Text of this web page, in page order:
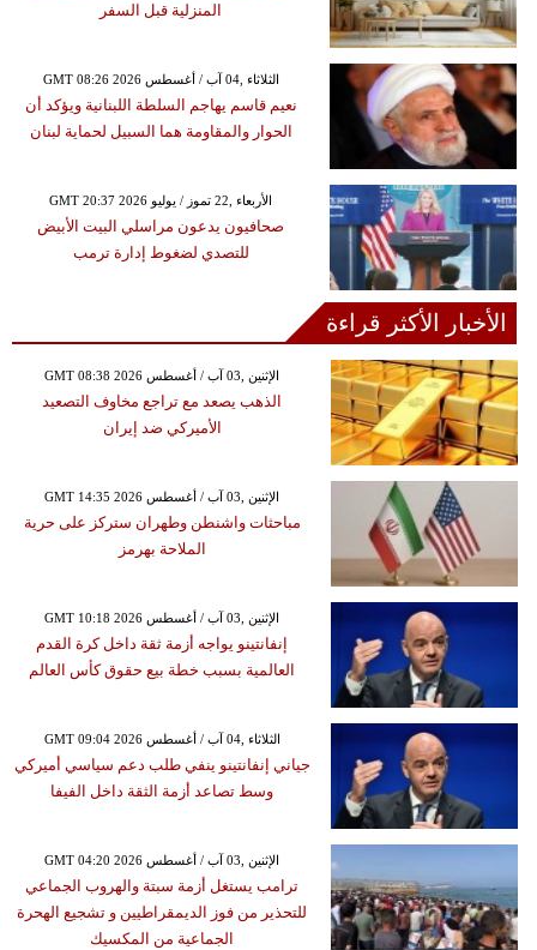
المنزلية قبل السفر
GMT 08:26 2026 الثلاثاء ,04 آب / أغسطس
نعيم قاسم يهاجم السلطة اللبنانية ويؤكد أن
الحوار والمقاومة هما السبيل لحماية لبنان
GMT 20:37 2026 الأربعاء ,22 تموز / يوليو
صحافيون يدعون مراسلي البيت الأبيض
للتصدي لضغوط إدارة ترمب
الأخبار الأكثر قراءة
GMT 08:38 2026 الإثنين ,03 آب / أغسطس
الذهب يصعد مع تراجع مخاوف التصعيد
الأميركي ضد إيران
GMT 14:35 2026 الإثنين ,03 آب / أغسطس
مباحثات واشنطن وطهران ستركز على حرية
الملاحة بهرمز
GMT 10:18 2026 الإثنين ,03 آب / أغسطس
إنفانتينو يواجه أزمة ثقة داخل كرة القدم
العالمية بسبب خطة بيع حقوق كأس العالم
GMT 09:04 2026 الثلاثاء ,04 آب / أغسطس
جياني إنفانتينو ينفي طلب دعم سياسي أميركي
وسط تصاعد أزمة الثقة داخل الفيفا
GMT 04:20 2026 الإثنين ,03 آب / أغسطس
ترامب يستغل أزمة سبتة والهروب الجماعي
للتحذير من فوز الديمقراطيين و تشجيع الهحرة
الجماعية من المكسيك